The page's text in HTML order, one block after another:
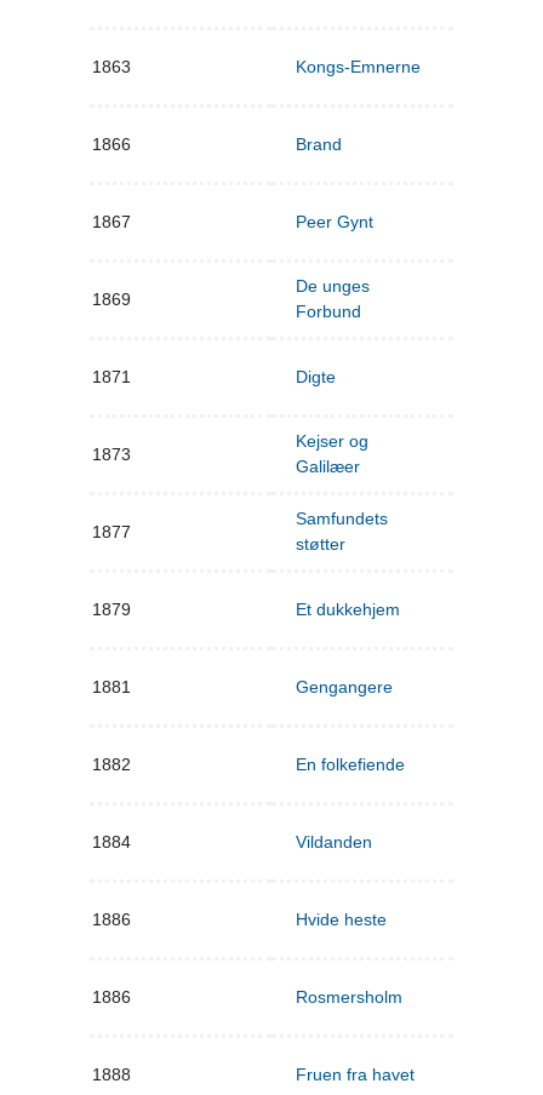
1863 Kongs-Emnerne
1866 Brand
1867 Peer Gynt
1869
De unges
Forbund
1871 Digte
1873
Kejser og
Galilæer
1877
Samfundets
støtter
1879 Et dukkehjem
1881 Gengangere
1882 En folkefiende
1884 Vildanden
1886 Hvide heste
1886 Rosmersholm
1888 Fruen fra havet